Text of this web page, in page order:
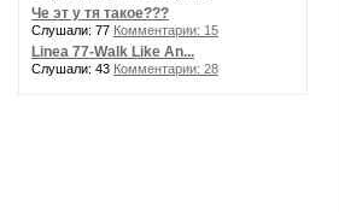
Че эт у тя такое???
Слушали: 77 Комментарии: 15
Linea 77-Walk Like An...
Слушали: 43 Комментарии: 28